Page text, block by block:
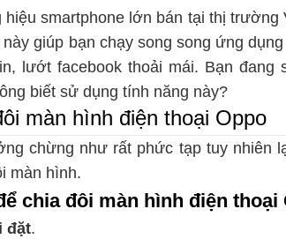
smartphone lớn bán tại thị trường
giúp bạn chạy song song ứng
lướt facebook thoải mái. Bạn đang
biết sử dụng tính năng này?
màn hình điện thoại Oppo
chừng như rất phức tạp tuy nhiên
màn hình.
chia đôi màn hình điện thoại
đặt.